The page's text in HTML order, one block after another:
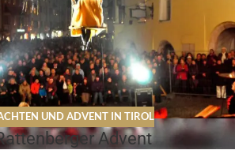
UND ADVENT IN TIROL
Advent